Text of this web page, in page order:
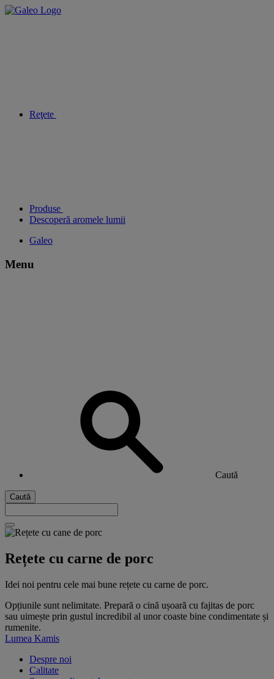
Reţete
Produse
Descoperă aromele lumii
Galeo
Menu
Caută
Caută
Rețete cu carne de porc
Idei noi pentru cele mai bune rețete cu carne de porc.
Opțiunile sunt nelimitate. Prepară o cină ușoară cu fajitas de porc
sau uimește prin gustul incredibil al unor coaste bine condimentate și
rumenite.
Lumea Kamis
Despre noi
Calitate